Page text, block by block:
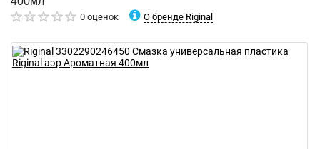
0 оценок О бренде Riginal